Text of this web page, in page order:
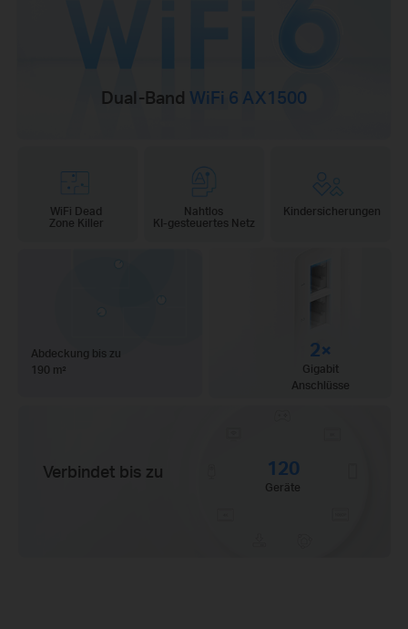
Dual-Band WiFi 6 AX1500
WiFi Dead
Zone Killer
Nahtlos
KI-gesteuertes Netz
Kindersicherungen
Abdeckung bis zu
190 m²
2×
Gigabit
Anschlüsse
Verbindet bis zu 120
Geräte